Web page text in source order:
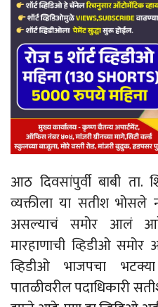
आठ दिवसांपुर्वी बाबी ता.
व्यक्तीला या सतीश भोसले
असल्याचं समोर आलं
मारहाणाची व्हिडीओ
व्हिडीओ भाजपचा
पातळीवरील पदाधिकारी